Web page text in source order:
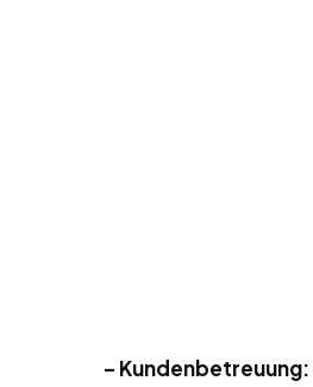
– Kundenbetreuung: